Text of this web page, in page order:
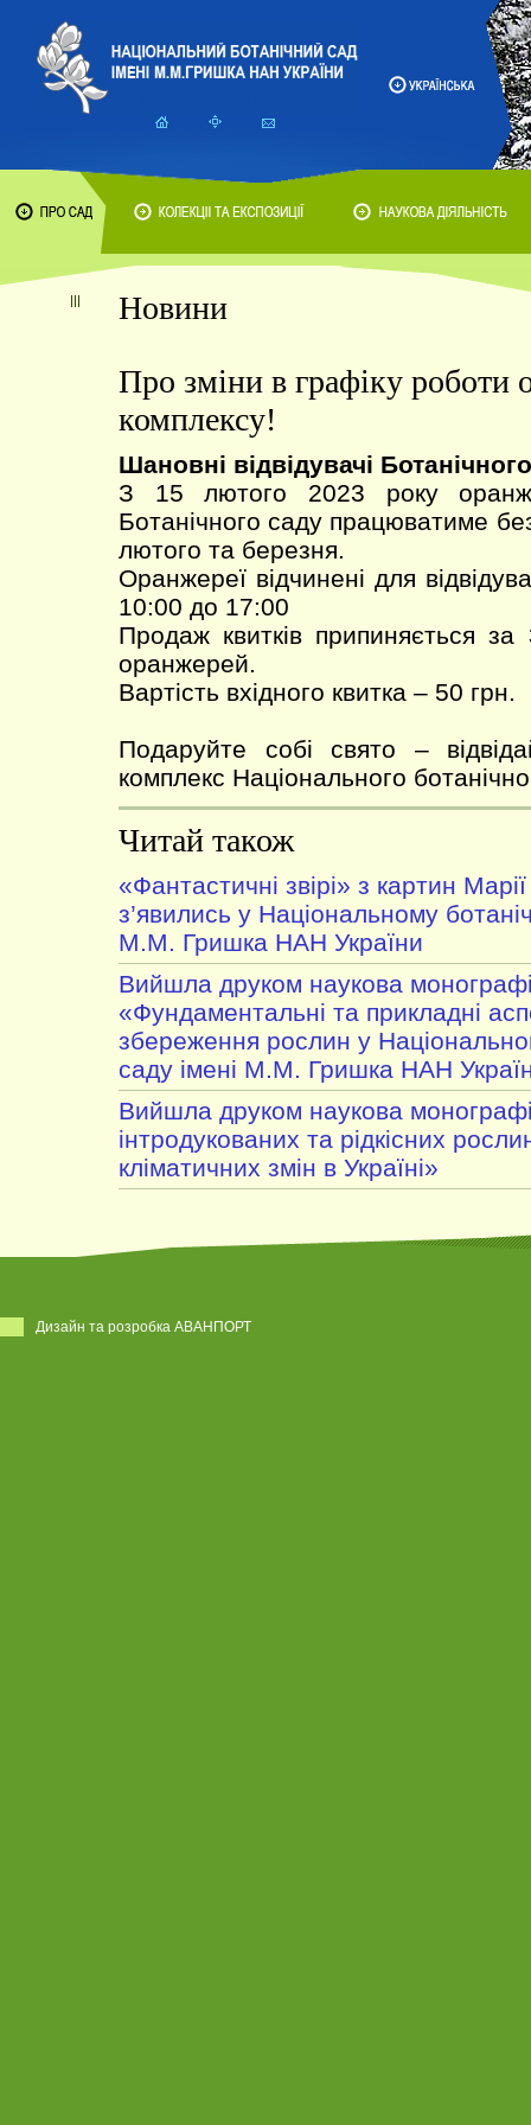
Новини
Про зміни в графіку роботи
комплексу!
Шановні відвідувачі
З 15 лютого 2023 року
Ботанічного саду працюватиме
лютого та березня.
Оранжереї відчинені для
10:00 до 17:00
Продаж квитків припиняється
оранжерей.
Вартість вхідного квитка – 50 грн.
Подаруйте собі свято –
комплекс Національного
Читай також
«Фантастичні звірі» з картин
з’явились у Національному
М.М. Гришка НАН України
Вийшла друком наукова
«Фундаментальні та прикладні
збереження рослин у
саду імені М.М. Гришка НАН
Вийшла друком наукова
інтродукованих та рідкісних
кліматичних змін в Україні»
Дизайн та розробка АВАНПОРТ